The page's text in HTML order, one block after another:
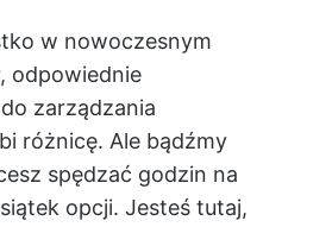
w nowoczesnym
odpowiednie
zarządzania
różnicę. Ale bądźmy
spędzać godzin na
opcji. Jesteś tutaj,